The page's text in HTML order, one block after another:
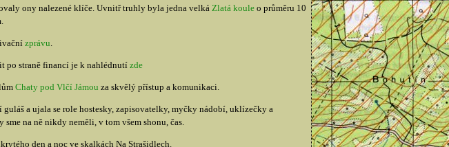
ony nalezené klíče. Uvnitř truhly byla jedna velká Zlatá kouleo průměru 10
zprávu.
po straně financí je k nahlédnutízde
Chaty pod Vlčí Jámou za skvělý přístup a komunikaci.
a ujala se role hostesky, zapisovatelky, myčky nádobí, uklízečky a
na ně nikdy neměli, v tom všem shonu, čas.
den a noc ve skalkách Na Strašidlech.